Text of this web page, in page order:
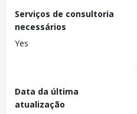
Serviços de consultoria
necessários
Yes
Data da última
atualização